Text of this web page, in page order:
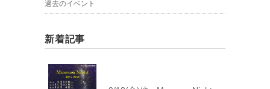
過去のイベント
新着記事